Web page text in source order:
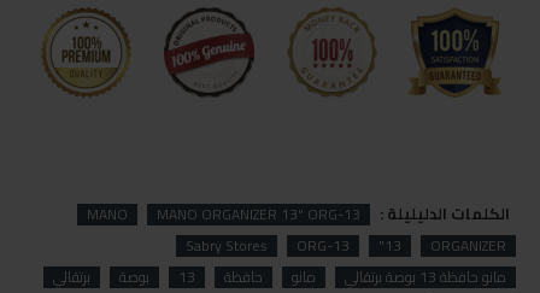
الكلمات الدليليلة : MANO ORGANIZER 13" ORG-13
MANO
ORGANIZER
13"
ORG-13
Sabry Stores
مانو حافظة 13 بوصة برتقالي
مانو حافظة 13 بوصة
برتقالي